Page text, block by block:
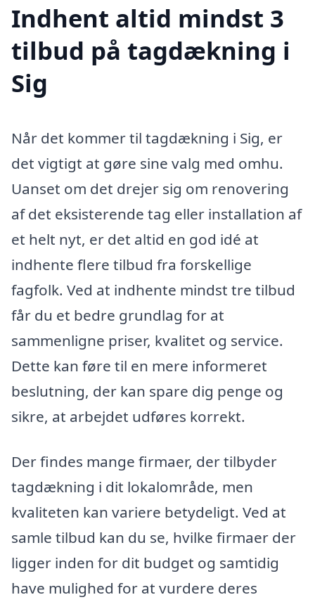
Indhent altid mindst 3
tilbud på tagdækning i
Sig
Når det kommer til tagdækning i Sig, er
det vigtigt at gøre sine valg med omhu.
Uanset om det drejer sig om renovering
af det eksisterende tag eller installation af
et helt nyt, er det altid en god idé at
indhente flere tilbud fra forskellige
fagfolk. Ved at indhente mindst tre tilbud
får du et bedre grundlag for at
sammenligne priser, kvalitet og service.
Dette kan føre til en mere informeret
beslutning, der kan spare dig penge og
sikre, at arbejdet udføres korrekt.
Der findes mange firmaer, der tilbyder
tagdækning i dit lokalområde, men
kvaliteten kan variere betydeligt. Ved at
samle tilbud kan du se, hvilke firmaer der
ligger inden for dit budget og samtidig
have mulighed for at vurdere deres